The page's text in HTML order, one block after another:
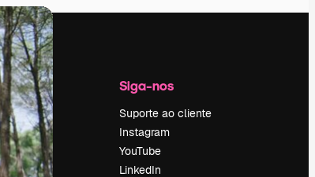
nós
Siga-nos
Suporte ao cliente
Instagram
YouTube
LinkedIn